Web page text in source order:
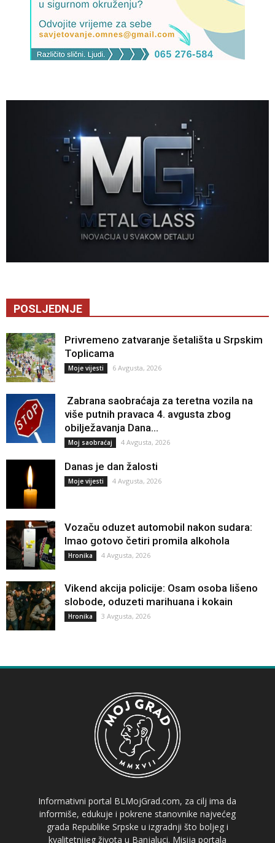
POSLJEDNJE
Privremeno zatvaranje šetališta u Srpskim
Toplicama
Moje vijesti 6 Avgusta, 2026
Zabrana saobraćaja za teretna vozila na
više putnih pravaca 4. avgusta zbog
obilježavanja Dana...
Moj saobraćaj 4 Avgusta, 2026
Danas je dan žalosti
Moje vijesti 4 Avgusta, 2026
Vozaču oduzet automobil nakon sudara:
Imao gotovo četiri promila alkohola
Hronika 4 Avgusta, 2026
Vikend akcija policije: Osam osoba lišeno
slobode, oduzeti marihuana i kokain
Hronika 3 Avgusta, 2026
Informativni portal BLMojGrad.com, za cilj ima da
informiše, edukuje i pokrene stanovnike najvećeg
grada Republike Srpske u izgradnji što boljeg i
kvalitetnijeg života u Banjaluci. Misija portala